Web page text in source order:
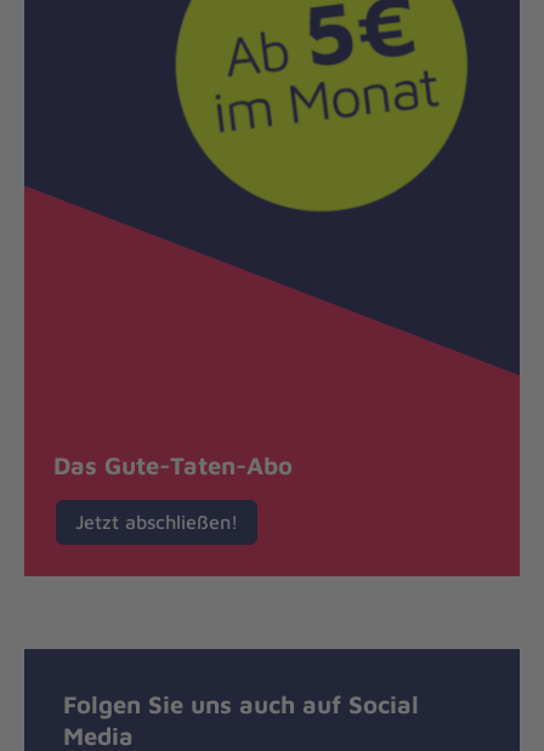
Das Gute-Taten-Abo
Jetzt abschließen!
Folgen Sie uns auch auf Social
Media